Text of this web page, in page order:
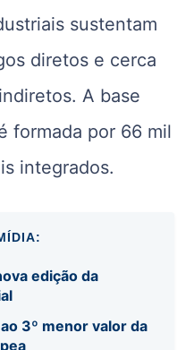
sustentam
diretos e cerca
A base
formada por 66 mil
integrados.
edição da
3º menor valor da